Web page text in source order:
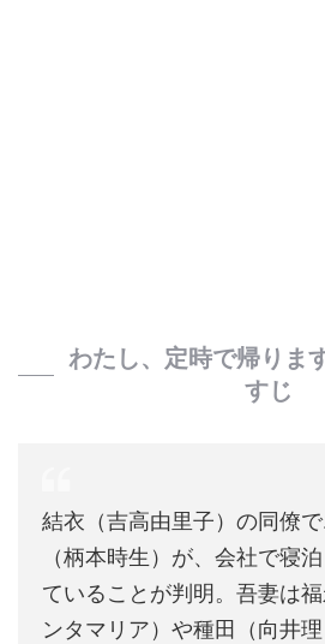
わたし、定時で帰りま
すじ
結衣（吉高由里子）の同僚
（柄本時生）が、会社で寝
ていることが判明。吾妻は
ンタマリア）や種田（向井